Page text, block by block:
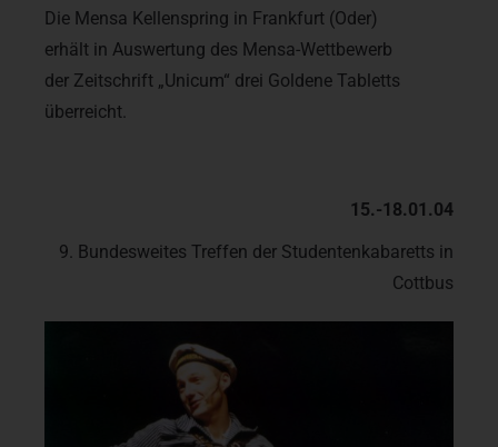
Die Mensa Kellenspring in Frankfurt (Oder)
erhält in Auswertung des Mensa-Wettbewerb
der Zeitschrift „Unicum“ drei Goldene Tabletts
überreicht.
15.-18.01.04
9. Bundesweites Treffen der Studentenkabaretts in
Cottbus